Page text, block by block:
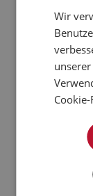
Jetzt
Aktuelle
Wir